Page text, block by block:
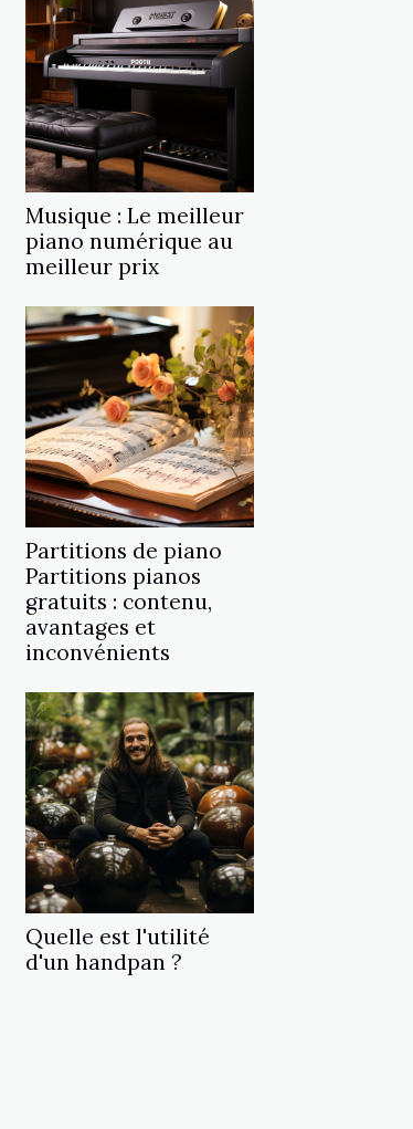
Musique : Le meilleur
piano numérique au
meilleur prix
Partitions de piano
Partitions pianos
gratuits : contenu,
avantages et
inconvénients
Quelle est l'utilité
d'un handpan ?